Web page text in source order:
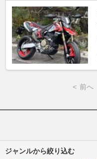
< 前へ
ジャンルから絞り込む